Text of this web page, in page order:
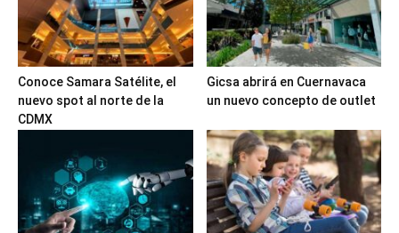
Conoce Samara Satélite, el
nuevo spot al norte de la
CDMX
Gicsa abrirá en Cuernavaca
un nuevo concepto de outlet